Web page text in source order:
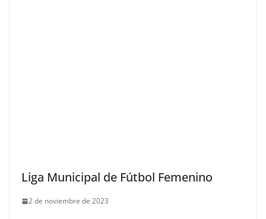
Liga Municipal de Fútbol Femenino
2 de noviembre de 2023